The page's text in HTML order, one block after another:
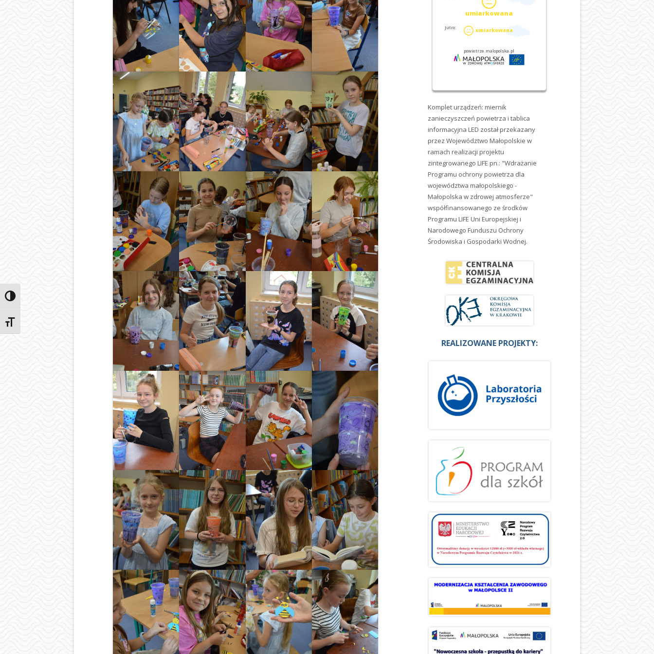
Przełącz wysoki kontrast
Zmień rozmiar czcionek
Komplet urządzeń: miernik
zanieczyszczeń powietrza i tablica
informacyjna LED został przekazany
przez Województwo Małopolskie w
ramach realizacji projektu
zintegrowanego LIFE pn.: "Wdrażanie
Programu ochrony powietrza dla
województwa małopolskiego -
Małopolska w zdrowej atmosferze"
współfinansowanego ze środków
Programu LIFE Uni Europejskiej i
Narodowego Funduszu Ochrony
Środowiska i Gospodarki Wodnej.
REALIZOWANE PROJEKTY: